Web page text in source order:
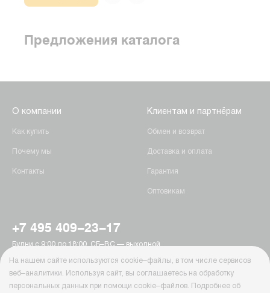
Предложения каталога
О компании
Как купить
Почему мы
Контакты
Клиентам и партнёрам
Обмен и возврат
Доставка и оплата
Гарантия
Оптовикам
+7 495 409-23-17
Будни с 9:00 до 18:00, СБ–ВС — выходной
г. Москва, Пятницкое шоссе, 15
info@ab-batteries.ru
На нашем сайте используются cookie–файлы, в том числе сервисов
веб–аналитики. Используя сайт, вы соглашаетесь на обработку
персональных данных при помощи cookie–файлов. Подробнее об